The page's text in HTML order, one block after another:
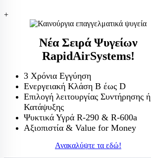
+
Νέα Σειρά Ψυγείων
RapidAirSystems!
3 Χρόνια Εγγύηση
Ενεργειακή Κλάση Β έως D
Επιλογή λειτουργίας Συντήρησης ή
Κατάψυξης
Ψυκτικά Υγρά R-290 & R-600a
Αξιοπιστία & Value for Money
Ανακαλύψτε τα εδώ!